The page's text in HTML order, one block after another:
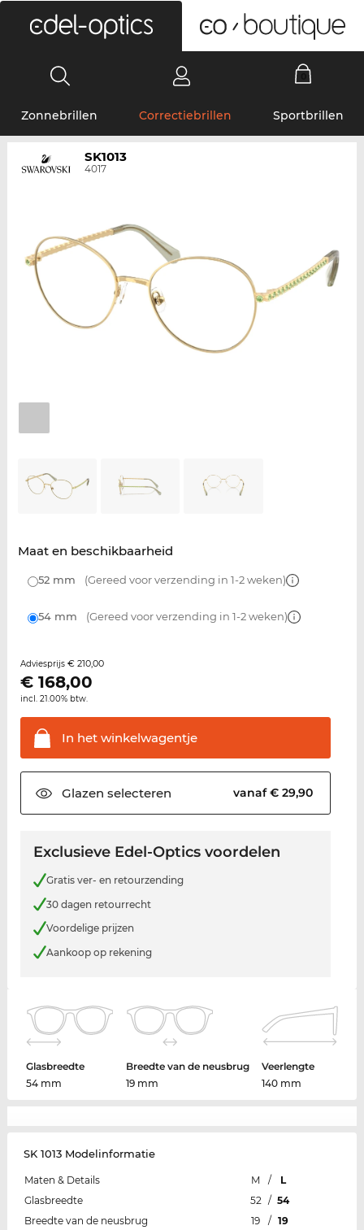
Zonnebrillen Correctiebrillen Sportbrillen
SK1013
4017
Maat en beschikbaarheid
52 mm (Gereed voor verzending in 1-2 weken)
54 mm (Gereed voor verzending in 1-2 weken)
Adviesprijs € 210,00
€ 168,00
incl. 21.00% btw.
In hetwinkelwagentje
Glazen selecteren vanaf € 29,90
Exclusieve Edel-Optics voordelen
Gratis ver- en retourzending
30 dagen retourrecht
Voordelige prijzen
Aankoop op rekening
Glasbreedte
54 mm
Breedte van de neusbrug
19 mm
Veerlengte
140 mm
SK 1013 Modelinformatie
Maten & Details M /
L
Glasbreedte
52 / 54
Breedte van de neusbrug
19 / 19